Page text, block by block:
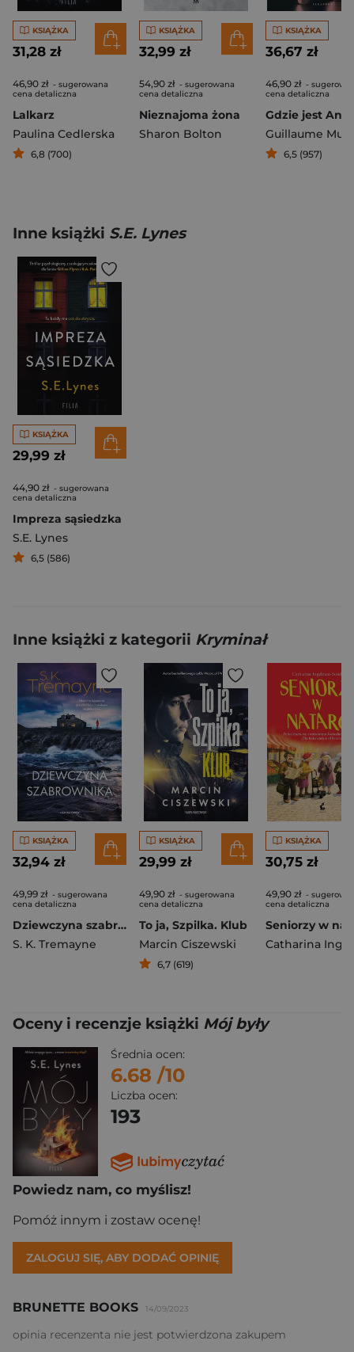
KSIĄŻKA
31,28 zł
46,90 zł - sugerowana
cena detaliczna
Lalkarz
Paulina Cedlerska
6,8 (700)
KSIĄŻKA
32,99 zł
54,90 zł - sugerowana
cena detaliczna
Nieznajoma żona
Sharon Bolton
KSIĄŻKA
36,67 zł
46,90 zł -
cena detaliczna
Guillaume
6,5 (957)
Inne książki S.E. Lynes
KSIĄŻKA
29,99 zł
44,90 zł - sugerowana
cena detaliczna
Impreza sąsiedzka
S.E. Lynes
6,5 (586)
Inne książki z kategorii Kryminał
KSIĄŻKA
32,94 zł
49,99 zł - sugerowana
cena detaliczna
Dziewczyna szabrownika
S. K. Tremayne
KSIĄŻKA
29,99 zł
49,90 zł - sugerowana
cena detaliczna
To ja, Szpilka. Klub
Marcin Ciszewski
6,7 (619)
KSIĄŻKA
30,75 zł
49,90 zł -
cena detaliczna
Oceny i recenzje książki Mój były
Średnia ocen:
6.68 /10
Liczba ocen:
193
Powiedz nam, co myślisz!
Pomóż innym i zostaw ocenę!
ZALOGUJ SIĘ, ABY DODAĆ OPINIĘ
BRUNETTE BOOKS 14/09/2023
opinia recenzenta nie jest potwierdzona zakupem